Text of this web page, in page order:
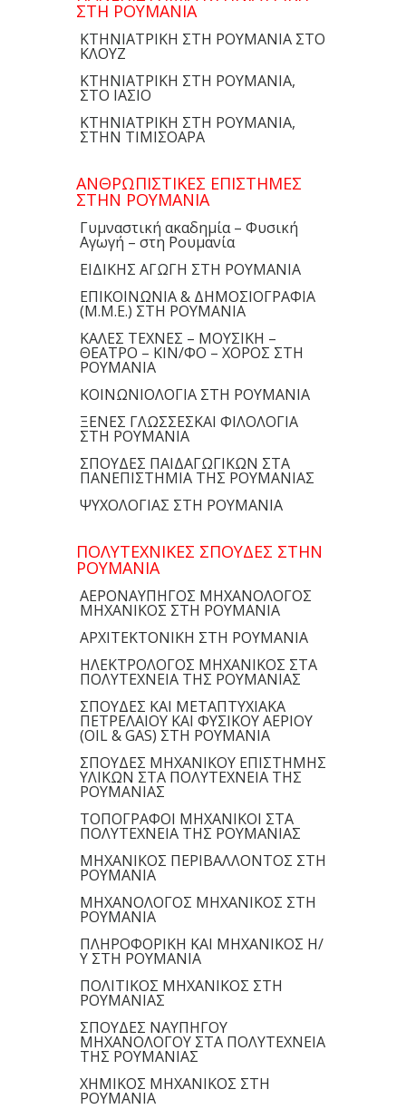
ΣΤΗ ΡΟΥΜΑΝΙΑ
ΚΤΗΝΙΑΤΡΙΚΗ ΣΤΗ ΡΟΥΜΑΝΙΑ ΣΤΟ
ΚΛΟΥΖ
ΚΤΗΝΙΑΤΡΙΚΗ ΣΤΗ ΡΟΥΜΑΝΙΑ,
ΣΤΟ ΙΑΣΙΟ
ΚΤΗΝΙΑΤΡΙΚΗ ΣΤΗ ΡΟΥΜΑΝΙΑ,
ΣΤΗΝ ΤΙΜΙΣΟΑΡΑ
ΑΝΘΡΩΠΙΣΤΙΚΕΣ ΕΠΙΣΤΗΜΕΣ
ΣΤΗΝ ΡΟΥΜΑΝΙΑ
Γυμναστική ακαδημία – Φυσική
Αγωγή – στη Ρουμανία
ΕΙΔΙΚΗΣ ΑΓΩΓΗ ΣΤΗ ΡΟΥΜΑΝΙΑ
ΕΠΙΚΟΙΝΩΝΙΑ & ΔΗΜΟΣΙΟΓΡΑΦΙΑ
(Μ.Μ.Ε.) ΣΤΗ ΡΟΥΜΑΝΙΑ
ΚΑΛΕΣ ΤΕΧΝΕΣ – ΜΟΥΣΙΚΗ –
ΘΕΑΤΡΟ – ΚΙΝ/ΦΟ – ΧΟΡΟΣ ΣΤΗ
ΡΟΥΜΑΝΙΑ
ΚΟΙΝΩΝΙΟΛΟΓΙΑ ΣΤΗ ΡΟΥΜΑΝΙΑ
ΞΕΝΕΣ ΓΛΩΣΣΕΣΚΑΙ ΦΙΛΟΛΟΓΙΑ
ΣΤΗ ΡΟΥΜΑΝΙΑ
ΣΠΟΥΔΕΣ ΠΑΙΔΑΓΩΓΙΚΩΝ ΣΤΑ
ΠΑΝΕΠΙΣΤΗΜΙΑ ΤΗΣ ΡΟΥΜΑΝΙΑΣ
ΨΥΧΟΛΟΓΙΑΣ ΣΤΗ ΡΟΥΜΑΝΙΑ
ΠΟΛΥΤΕΧΝΙΚΕΣ ΣΠΟΥΔΕΣ ΣΤΗΝ
ΡΟΥΜΑΝΙΑ
ΑΕΡΟΝΑΥΠΗΓΟΣ ΜΗΧΑΝΟΛΟΓΟΣ
ΜΗΧΑΝΙΚΟΣ ΣΤΗ ΡΟΥΜΑΝΙΑ
ΑΡΧΙΤΕΚΤΟΝΙΚΗ ΣΤΗ ΡΟΥΜΑΝΙΑ
ΗΛΕΚΤΡΟΛΟΓΟΣ ΜΗΧΑΝΙΚΟΣ ΣΤΑ
ΠΟΛΥΤΕΧΝΕΙΑ ΤΗΣ ΡΟΥΜΑΝΙΑΣ
ΣΠΟΥΔΕΣ ΚΑΙ ΜΕΤΑΠΤΥΧΙΑΚΑ
ΠΕΤΡΕΛΑΙΟΥ ΚΑΙ ΦΥΣΙΚΟΥ ΑΕΡΙΟΥ
(OIL & GAS) ΣΤΗ ΡΟΥΜΑΝΙΑ
ΣΠΟΥΔΕΣ ΜΗΧΑΝΙΚΟΥ ΕΠΙΣΤΗΜΗΣ
ΥΛΙΚΩΝ ΣΤΑ ΠΟΛΥΤΕΧΝΕΙΑ ΤΗΣ
ΡΟΥΜΑΝΙΑΣ
ΤΟΠΟΓΡΑΦΟΙ ΜΗΧΑΝΙΚΟΙ ΣΤΑ
ΠΟΛΥΤΕΧΝΕΙΑ ΤΗΣ ΡΟΥΜΑΝΙΑΣ
ΜΗΧΑΝΙΚΟΣ ΠΕΡΙΒΑΛΛΟΝΤΟΣ ΣΤΗ
ΡΟΥΜΑΝΙΑ
ΜΗΧΑΝΟΛΟΓΟΣ ΜΗΧΑΝΙΚΟΣ ΣΤΗ
ΡΟΥΜΑΝΙΑ
ΠΛΗΡΟΦΟΡΙΚΗ ΚΑΙ ΜΗΧΑΝΙΚΟΣ Η/
Υ ΣΤΗ ΡΟΥΜΑΝΙΑ
ΠΟΛΙΤΙΚΟΣ ΜΗΧΑΝΙΚΟΣ ΣΤΗ
ΡΟΥΜΑΝΙΑΣ
ΣΠΟΥΔΕΣ ΝΑΥΠΗΓΟΥ
ΜΗΧΑΝΟΛΟΓΟΥ ΣΤΑ ΠΟΛΥΤΕΧΝΕΙΑ
ΤΗΣ ΡΟΥΜΑΝΙΑΣ
ΧΗΜΙΚΟΣ ΜΗΧΑΝΙΚΟΣ ΣΤΗ
ΡΟΥΜΑΝΙΑ